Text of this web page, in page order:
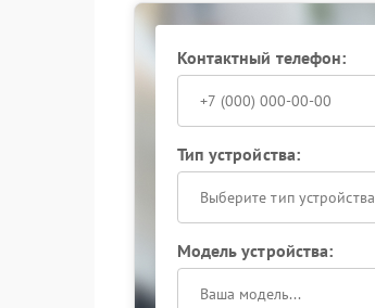
Контактный телефон:
Тип устройства:
Выберите тип устройства
Модель устройства: